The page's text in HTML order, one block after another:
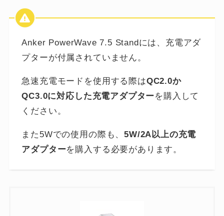
Anker PowerWave 7.5 Standには、充電アダ
プターが付属されていません。
急速充電モードを使用する際はQC2.0か
QC3.0に対応した充電アダプターを購入して
ください。
また5Wでの使用の際も、5W/2A以上の充電
アダプターを購入する必要があります。